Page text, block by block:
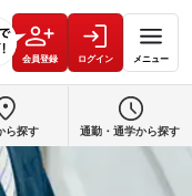
会員登録 ログイン メニュー
ら探す 通勤・通学から探す